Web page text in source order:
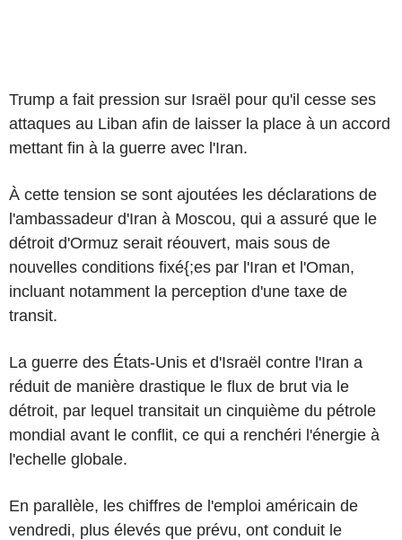
Trump a fait pression sur Israël pour qu'il cesse ses
attaques au Liban afin de laisser la place à un accord
mettant fin à la guerre avec l'Iran.
À cette tension se sont ajoutées les déclarations de
l'ambassadeur d'Iran à Moscou, qui a assuré que le
détroit d'Ormuz serait réouvert, mais sous de
nouvelles conditions fixé{;es par l'Iran et l'Oman,
incluant notamment la perception d'une taxe de
transit.
La guerre des États-Unis et d'Israël contre l'Iran a
réduit de manière drastique le flux de brut via le
détroit, par lequel transitait un cinquième du pétrole
mondial avant le conflit, ce qui a renchéri l'énergie à
l'echelle globale.
En parallèle, les chiffres de l'emploi américain de
vendredi, plus élevés que prévu, ont conduit le